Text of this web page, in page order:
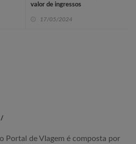
valor de ingressos
17/05/2024
Portal de VIagem é composta por